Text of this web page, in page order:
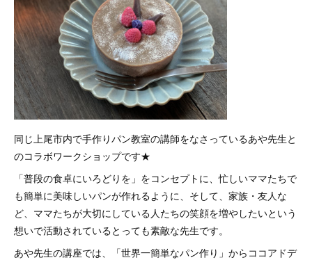
同じ上尾市内で手作りパン教室の講師をなさっているあや先生と
のコラボワークショップです★
「普段の食卓にいろどりを」をコンセプトに、忙しいママたちで
も簡単に美味しいパンが作れるように、そして、家族・友人な
ど、ママたちが大切にしている人たちの笑顔を増やしたいという
想いで活動されているとっても素敵な先生です。
あや先生の講座では、「世界一簡単なパン作り」からココアドデ